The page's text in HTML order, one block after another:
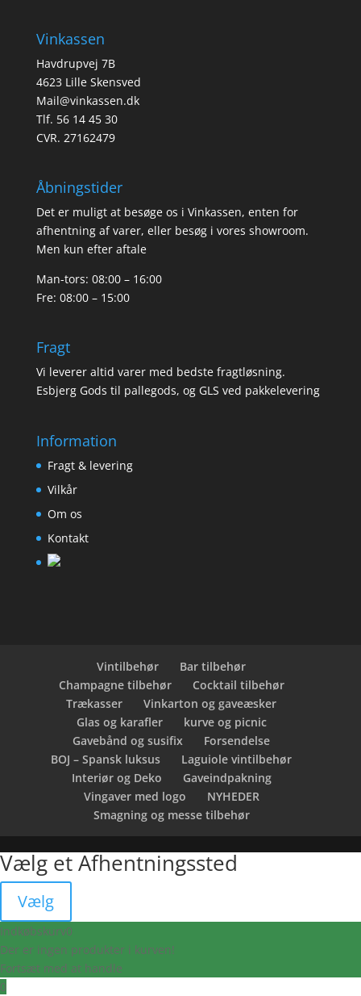
Vinkassen
Havdrupvej 7B
4623 Lille Skensved
Mail@vinkassen.dk
Tlf. 56 14 45 30
CVR. 27162479
Åbningstider
Det er muligt at besøge os i Vinkassen, enten for
afhentning af varer, eller besøg i vores showroom.
Men kun efter aftale
Man-tors: 08:00 – 16:00
Fre: 08:00 – 15:00
Fragt
Vi leverer altid varer med bedste fragtløsning.
Esbjerg Gods til pallegods, og GLS ved pakkelevering
Information
Fragt & levering
Vilkår
Om os
Kontakt
Vintilbehør
Bar tilbehør
Champagne tilbehør
Cocktail tilbehør
Trækasser
Vinkarton og gaveæsker
Glas og karafler
kurve og picnic
Gavebånd og susifix
Forsendelse
BOJ – Spansk luksus
Laguiole vintilbehør
Interiør og Deko
Gaveindpakning
Vingaver med logo
NYHEDER
Smagning og messe tilbehør
Vælg et Afhentningssted
Vælg
Indkøbskurv0
Der er ingen produkter i kurven!
Fortsæt med at handle
0